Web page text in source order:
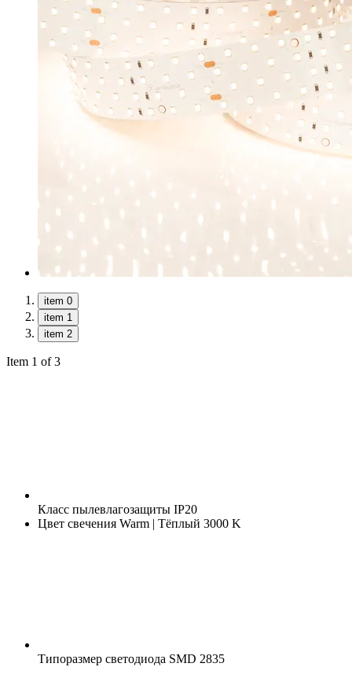
item 0
item 1
item 2
Item 1 of 3
Класс пылевлагозащиты IP20
Цвет свечения Warm | Тёплый 3000 K
Типоразмер светодиода SMD 2835